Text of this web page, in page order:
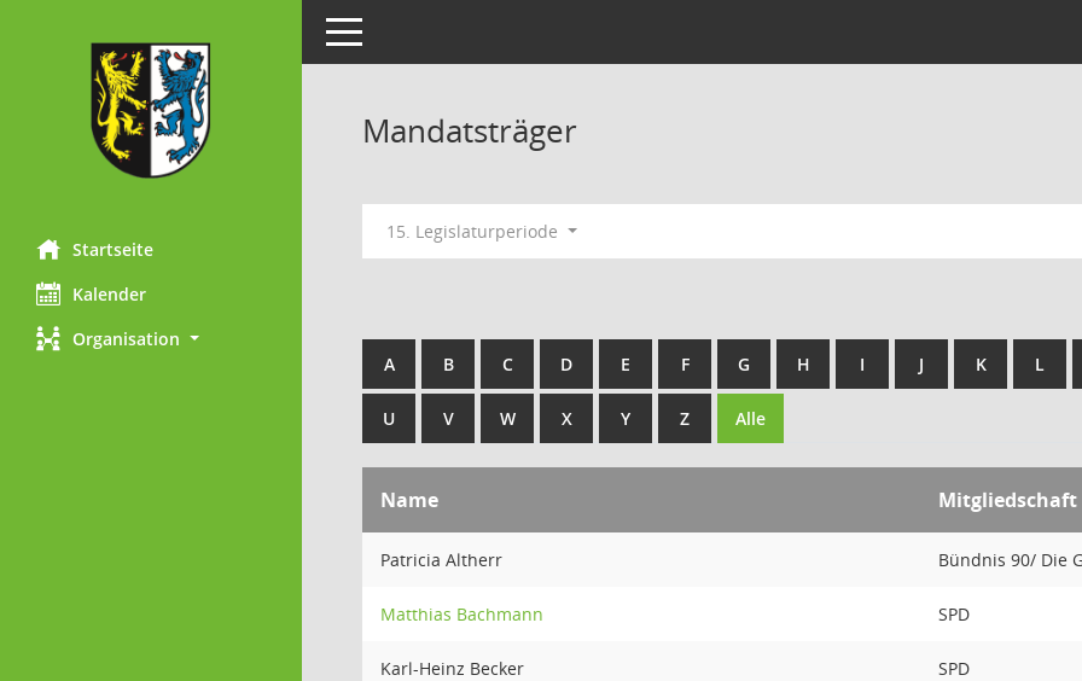
Startseite
Kalender
Organisation
Toggle navigation
Mandatsträger
15. Legislaturperiode
A B C D E F G H I J K L
U V W X Y Z Alle
Name Mitgliedschaft
Patricia Altherr Bündnis 90/ Die
Matthias Bachmann SPD
Karl-Heinz Becker SPD